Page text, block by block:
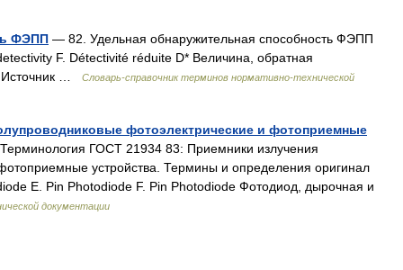
ФЭПП — 82. Удельная обнаружительная способность ФЭПП
F. Détectivité réduite D* Величина, обратная
Источник …
Словарь-справочник терминов нормативно-технической
фотоэлектрические и фотоприемные
ГОСТ 21934 83: Приемники излучения
устройства. Термины и определения оригинал
E. Pin Photodiode F. Pin Photodiode Фотодиод, дырочная и
документации